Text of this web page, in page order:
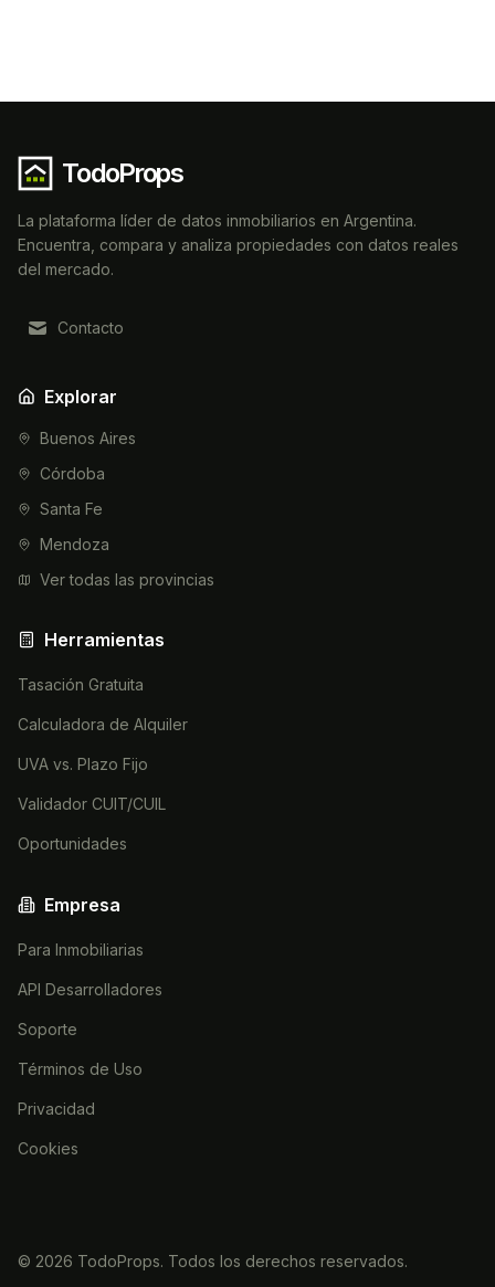
TodoProps
La plataforma líder de datos inmobiliarios en Argentina.
Encuentra, compara y analiza propiedades con datos reales
del mercado.
Contacto
Explorar
Buenos Aires
Córdoba
Santa Fe
Mendoza
Ver todas las provincias
Herramientas
Tasación Gratuita
Calculadora de Alquiler
UVA vs. Plazo Fijo
Validador CUIT/CUIL
Oportunidades
Empresa
Para Inmobiliarias
API Desarrolladores
Soporte
Términos de Uso
Privacidad
Cookies
© 2026 TodoProps. Todos los derechos reservados.